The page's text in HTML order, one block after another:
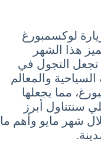
لوكسمبورغ
هذا الشهر
تجعل التجول في
والمعالم
مما يجعلها
سنتناول أبرز
شهر مايو وأهم ما